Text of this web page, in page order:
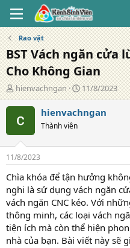
Rao vặt
BST Vách ngăn cửa
Cho Không Gian
T
á
c
g
ả
hienvachngan
N
g
à
g
11/8/2023
hienvachngan
Thành viên
11/8/2023
Chìa khóa để tận hưởng
nghi là sử dụng vách ngăn
vách ngăn CNC kéo. Với
thông minh, các loại vách
tiện ích mà còn thể hiện
nhà của bạn. Bài viết này sẽ